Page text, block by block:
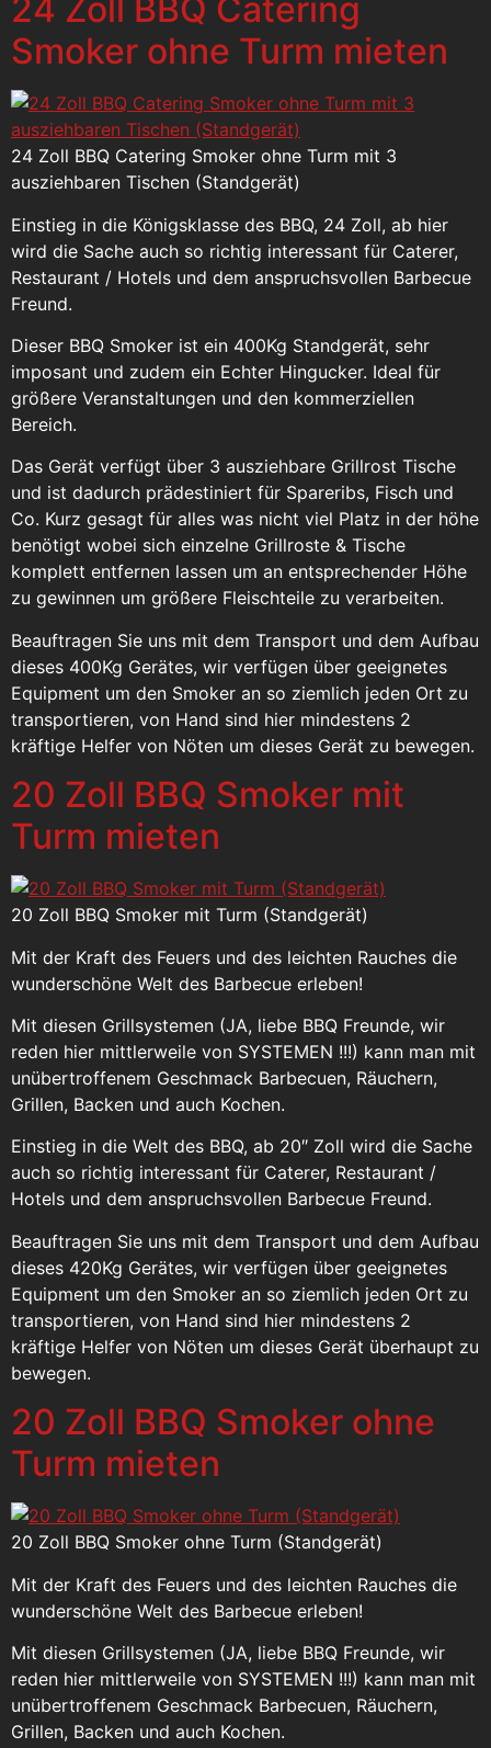
24 Zoll BBQ Catering
Smoker ohne Turm mieten
24 Zoll BBQ Catering Smoker ohne Turm mit 3
ausziehbaren Tischen (Standgerät)
Einstieg in die Königsklasse des BBQ, 24 Zoll, ab hier
wird die Sache auch so richtig interessant für Caterer,
Restaurant / Hotels und dem anspruchsvollen Barbecue
Freund.
Dieser BBQ Smoker ist ein 400Kg Standgerät, sehr
imposant und zudem ein Echter Hingucker. Ideal für
größere Veranstaltungen und den kommerziellen
Bereich.
Das Gerät verfügt über 3 ausziehbare Grillrost Tische
und ist dadurch prädestiniert für Spareribs, Fisch und
Co. Kurz gesagt für alles was nicht viel Platz in der höhe
benötigt wobei sich einzelne Grillroste & Tische
komplett entfernen lassen um an entsprechender Höhe
zu gewinnen um größere Fleischteile zu verarbeiten.
Beauftragen Sie uns mit dem Transport und dem Aufbau
dieses 400Kg Gerätes, wir verfügen über geeignetes
Equipment um den Smoker an so ziemlich jeden Ort zu
transportieren, von Hand sind hier mindestens 2
kräftige Helfer von Nöten um dieses Gerät zu bewegen.
20 Zoll BBQ Smoker mit
Turm mieten
20 Zoll BBQ Smoker mit Turm (Standgerät)
Mit der Kraft des Feuers und des leichten Rauches die
wunderschöne Welt des Barbecue erleben!
Mit diesen Grillsystemen (JA, liebe BBQ Freunde, wir
reden hier mittlerweile von SYSTEMEN !!!) kann man mit
unübertroffenem Geschmack Barbecuen, Räuchern,
Grillen, Backen und auch Kochen.
Einstieg in die Welt des BBQ, ab 20″ Zoll wird die Sache
auch so richtig interessant für Caterer, Restaurant /
Hotels und dem anspruchsvollen Barbecue Freund.
Beauftragen Sie uns mit dem Transport und dem Aufbau
dieses 420Kg Gerätes, wir verfügen über geeignetes
Equipment um den Smoker an so ziemlich jeden Ort zu
transportieren, von Hand sind hier mindestens 2
kräftige Helfer von Nöten um dieses Gerät überhaupt zu
bewegen.
20 Zoll BBQ Smoker ohne
Turm mieten
20 Zoll BBQ Smoker ohne Turm (Standgerät)
Mit der Kraft des Feuers und des leichten Rauches die
wunderschöne Welt des Barbecue erleben!
Mit diesen Grillsystemen (JA, liebe BBQ Freunde, wir
reden hier mittlerweile von SYSTEMEN !!!) kann man mit
unübertroffenem Geschmack Barbecuen, Räuchern,
Grillen, Backen und auch Kochen.